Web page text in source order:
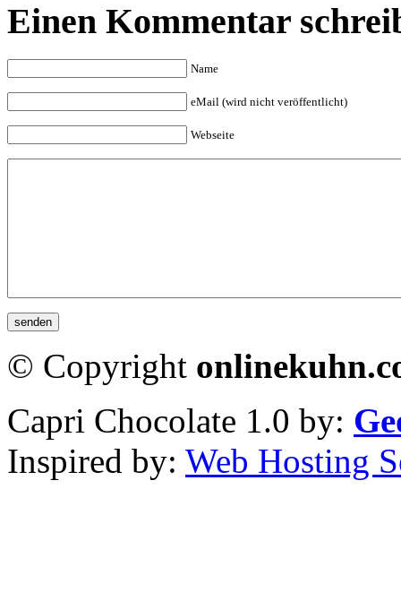
Einen Kommentar
Name
eMail (wird nicht veröffentlicht)
Webseite
© Copyright
Capri Chocolate 1.0 by:
Inspired by: Web Hosting